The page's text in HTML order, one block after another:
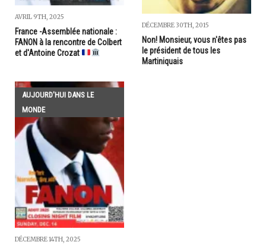
AVRIL 9TH, 2025
France -Assemblée nationale :
FANON à la rencontre de Colbert
et d'Antoine Crozat
DÉCEMBRE 30TH, 2015
Non! Monsieur, vous n'êtes pas
le président de tous les
Martiniquais
AUJOURD'HUI DANS LE
MONDE
DÉCEMBRE 14TH, 2025